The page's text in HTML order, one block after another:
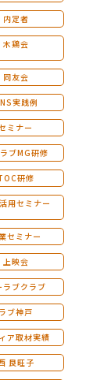
内定者
木鶏会
同友会
実践例
ミナー
ブMG研修
研修
用セミナー
セミナー
上映会
ラブクラブ
ラブ神戸
ア取材実績
良旺子